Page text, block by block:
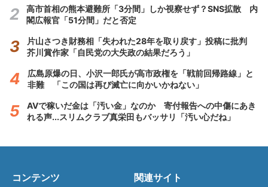
高市首相の熊本避難所「3分間」しか視察せず？SNS拡散 内
閣広報官「51分間」だと否定
片山さつき財務相「失われた28年を取り戻す」投稿に批判
芥川賞作家「自民党の大失政の結果だろう」
広島原爆の日、小沢一郎氏が高市政権を「戦前回帰路線」と
非難 「この国は再び滅亡に向かいかねない」
AVで稼いだ金は「汚い金」なのか 寄付報告への中傷にあき
れる声...スリムクラブ真栄田もバッサリ「汚い心だね」
コンテンツ 関連サイト